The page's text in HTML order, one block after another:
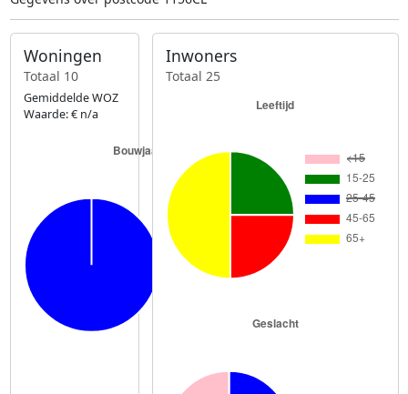
Woningen
Totaal 10
Gemiddelde WOZ
Waarde: € n/a
Inwoners
Totaal 25